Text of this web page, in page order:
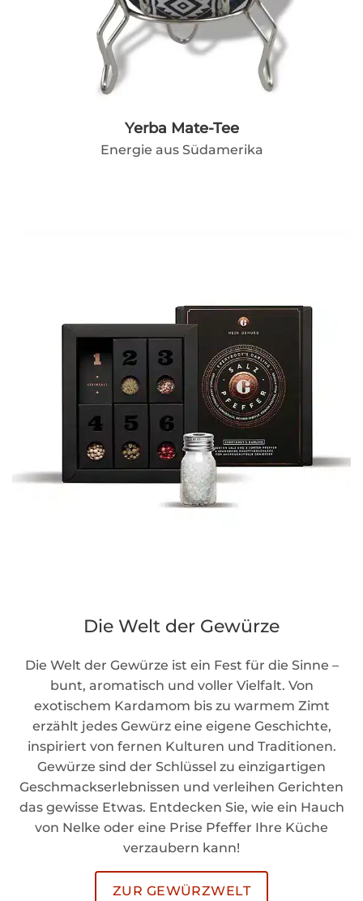
Yerba Mate-Tee
Energie aus Südamerika
Die Welt der Gewürze
Die Welt der Gewürze ist ein Fest für die Sinne –
bunt, aromatisch und voller Vielfalt. Von
exotischem Kardamom bis zu warmem Zimt
erzählt jedes Gewürz eine eigene Geschichte,
inspiriert von fernen Kulturen und Traditionen.
Gewürze sind der Schlüssel zu einzigartigen
Geschmackserlebnissen und verleihen Gerichten
das gewisse Etwas. Entdecken Sie, wie ein Hauch
von Nelke oder eine Prise Pfeffer Ihre Küche
verzaubern kann!
ZUR GEWÜRZWELT